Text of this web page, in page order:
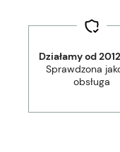
Działamy od
Sprawdzona
obsługa